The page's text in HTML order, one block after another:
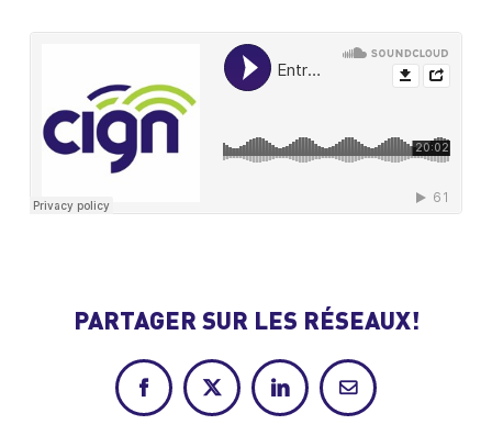
PARTAGER SUR LES RÉSEAUX!
FacebookX LinkedInCourriel